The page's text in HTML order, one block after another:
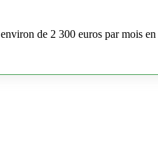
de 2 300 euros par mois